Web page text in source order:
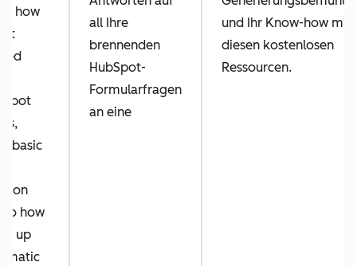
how
basic
to how
up
all Ihre
brennenden
HubSpot-
Formularfragen
an eine
und Ihr Know-how mit
diesen kostenlosen
Ressourcen.